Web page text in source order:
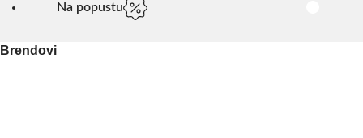
Na popustu
Brendovi